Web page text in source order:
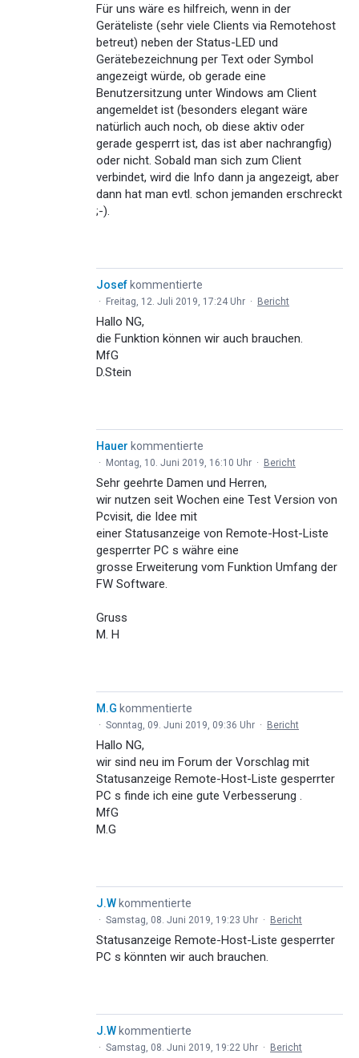
Für uns wäre es hilfreich, wenn in der
Geräteliste (sehr viele Clients via Remotehost
betreut) neben der Status-LED und
Gerätebezeichnung per Text oder Symbol
angezeigt würde, ob gerade eine
Benutzersitzung unter Windows am Client
angemeldet ist (besonders elegant wäre
natürlich auch noch, ob diese aktiv oder
gerade gesperrt ist, das ist aber nachrangfig)
oder nicht. Sobald man sich zum Client
verbindet, wird die Info dann ja angezeigt, aber
dann hat man evtl. schon jemanden erschreckt
;-).
Josef kommentierte
· Freitag, 12. Juli 2019, 17:24 Uhr · Bericht
Hallo NG,
die Funktion können wir auch brauchen.
MfG
D.Stein
Hauer kommentierte
· Montag, 10. Juni 2019, 16:10 Uhr · Bericht
Sehr geehrte Damen und Herren,
wir nutzen seit Wochen eine Test Version von
Pcvisit, die Idee mit
einer Statusanzeige von Remote-Host-Liste
gesperrter PC s währe eine
grosse Erweiterung vom Funktion Umfang der
FW Software.
Gruss
M. H
M.G kommentierte
· Sonntag, 09. Juni 2019, 09:36 Uhr · Bericht
Hallo NG,
wir sind neu im Forum der Vorschlag mit
Statusanzeige Remote-Host-Liste gesperrter
PC s finde ich eine gute Verbesserung .
MfG
M.G
J.W kommentierte
· Samstag, 08. Juni 2019, 19:23 Uhr · Bericht
Statusanzeige Remote-Host-Liste gesperrter
PC s könnten wir auch brauchen.
J.W kommentierte
· Samstag, 08. Juni 2019, 19:22 Uhr · Bericht